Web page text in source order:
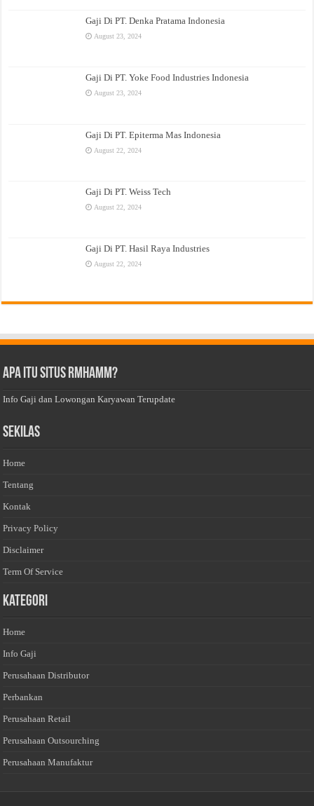
Gaji Di PT. Denka Pratama Indonesia
August 23, 2024
Gaji Di PT. Yoke Food Industries Indonesia
August 23, 2024
Gaji Di PT. Epiterma Mas Indonesia
August 22, 2024
Gaji Di PT. Weiss Tech
August 22, 2024
Gaji Di PT. Hasil Raya Industries
August 22, 2024
Apa Itu Situs Rmhamm?
Info Gaji dan Lowongan Karyawan Terupdate
Sekilas
Home
Tentang
Kontak
Privacy Policy
Disclaimer
Term Of Service
Kategori
Home
Info Gaji
Perusahaan Distributor
Perbankan
Perusahaan Retail
Perusahaan Outsourching
Perusahaan Manufaktur